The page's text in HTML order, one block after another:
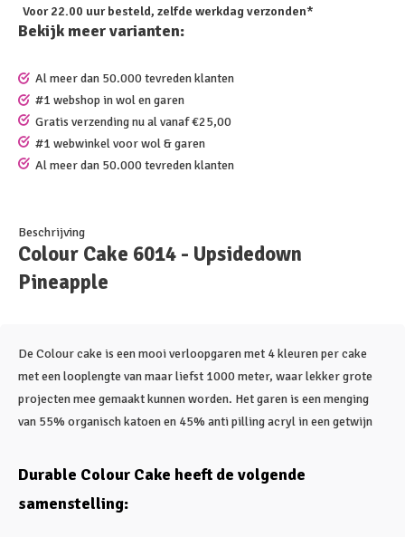
Voor 22.00 uur besteld, zelfde werkdag verzonden*
Bekijk meer varianten:
Al meer dan 50.000 tevreden klanten
#1 webshop in wol en garen
Gratis verzending nu al vanaf €25,00
#1 webwinkel voor wol & garen
Al meer dan 50.000 tevreden klanten
Beschrijving
Colour Cake 6014 - Upsidedown
Pineapple
De Colour cake is een mooi verloopgaren met 4 kleuren per cake
met een looplengte van maar liefst 1000 meter, waar lekker grote
projecten mee gemaakt kunnen worden. Het garen is een menging
van 55% organisch katoen en 45% anti pilling acryl in een getwijn
Durable Colour Cake heeft de volgende
samenstelling: